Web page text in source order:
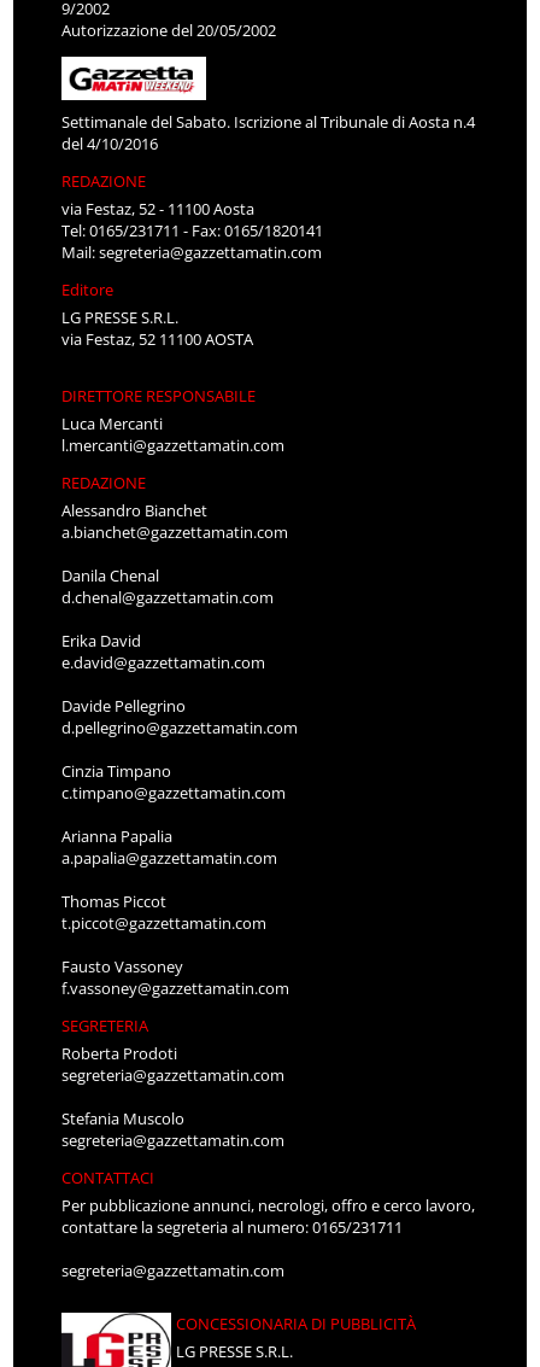
9/2002
Autorizzazione del 20/05/2002
Settimanale del Sabato. Iscrizione al Tribunale di Aosta n.4
del 4/10/2016
REDAZIONE
via Festaz, 52 - 11100 Aosta
Tel: 0165/231711 - Fax: 0165/1820141
Mail:segreteria@gazzettamatin.com
Editore
LG PRESSE S.R.L.
via Festaz, 52 11100 AOSTA
DIRETTORE RESPONSABILE
Luca Mercanti
l.mercanti@gazzettamatin.com
REDAZIONE
Alessandro Bianchet
a.bianchet@gazzettamatin.com
Danila Chenal
d.chenal@gazzettamatin.com
Erika David
e.david@gazzettamatin.com
Davide Pellegrino
d.pellegrino@gazzettamatin.com
Cinzia Timpano
c.timpano@gazzettamatin.com
Arianna Papalia
a.papalia@gazzettamatin.com
Thomas Piccot
t.piccot@gazzettamatin.com
Fausto Vassoney
f.vassoney@gazzettamatin.com
SEGRETERIA
Roberta Prodoti
segreteria@gazzettamatin.com
Stefania Muscolo
segreteria@gazzettamatin.com
CONTATTACI
Per pubblicazione annunci, necrologi, offro e cerco lavoro,
contattare la segreteria al numero: 0165/231711
segreteria@gazzettamatin.com
CONCESSIONARIA DI PUBBLICITÀ
LG PRESSE S.R.L.